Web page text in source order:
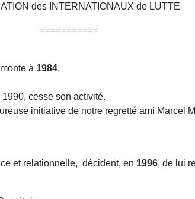
des INTERNATIONAUX de LUTTE
===========
à 1984.
cesse son activité.
initiative de notre regretté ami Marcel
et relationnelle, décident, en 1996, de lui